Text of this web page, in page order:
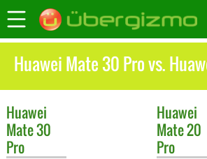
Huawei Mate 30 Pro vs.
Huawei
Mate 30
Pro
Huawei
Mate 20
Pro